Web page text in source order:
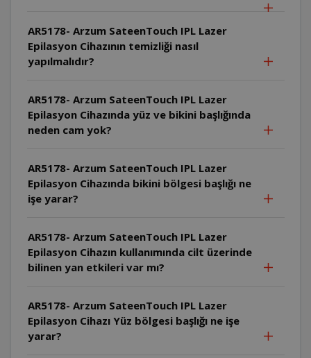
AR5178- Arzum SateenTouch IPL Lazer
Epilasyon Cihazının temizliği nasıl
yapılmalıdır?
AR5178- Arzum SateenTouch IPL Lazer
Epilasyon Cihazında yüz ve bikini başlığında
neden cam yok?
AR5178- Arzum SateenTouch IPL Lazer
Epilasyon Cihazında bikini bölgesi başlığı ne
işe yarar?
AR5178- Arzum SateenTouch IPL Lazer
Epilasyon Cihazın kullanımında cilt üzerinde
bilinen yan etkileri var mı?
AR5178- Arzum SateenTouch IPL Lazer
Epilasyon Cihazı Yüz bölgesi başlığı ne işe
yarar?